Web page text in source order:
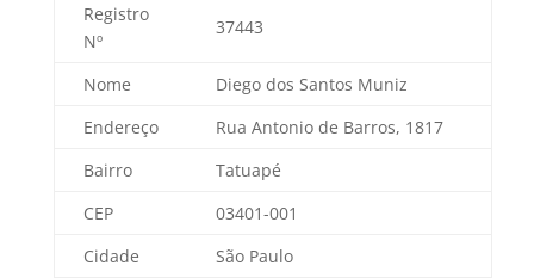
Registro
Nº
37443
Nome
Diego dos Santos Muniz
Endereço
Rua Antonio de Barros, 1817
Bairro
Tatuapé
CEP
03401-001
Cidade
São Paulo